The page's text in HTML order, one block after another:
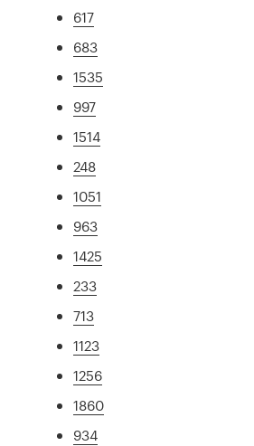
617
683
1535
997
1514
248
1051
963
1425
233
713
1123
1256
1860
934